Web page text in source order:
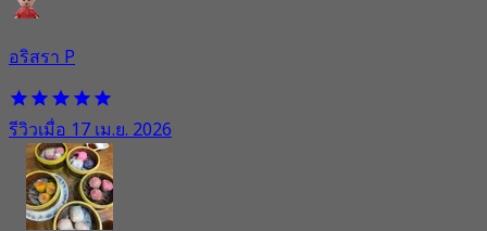
อริสรา P
รีวิวเมื่อ 17 เม.ย. 2026